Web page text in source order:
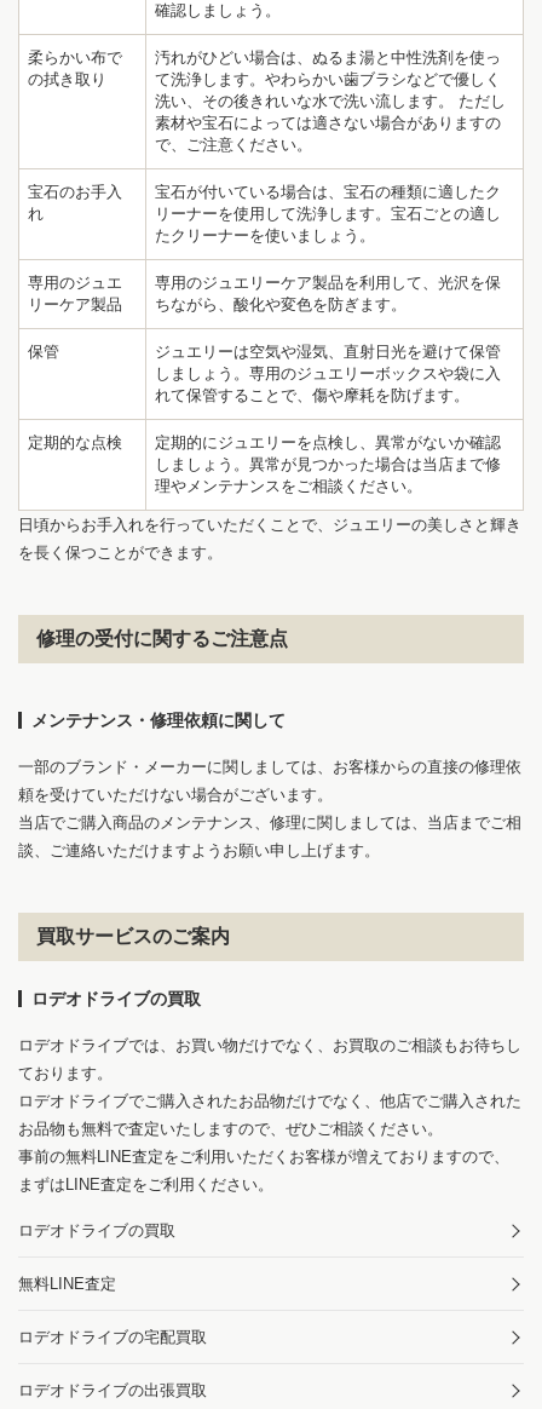
確認しましょう。
柔らかい布で
の拭き取り
汚れがひどい場合は、ぬるま湯と中性洗剤を使っ
て洗浄します。やわらかい歯ブラシなどで優しく
洗い、その後きれいな水で洗い流します。 ただし
素材や宝石によっては適さない場合がありますの
で、ご注意ください。
宝石のお手入
れ
宝石が付いている場合は、宝石の種類に適したク
リーナーを使用して洗浄します。宝石ごとの適し
たクリーナーを使いましょう。
専用のジュエ
リーケア製品
専用のジュエリーケア製品を利用して、光沢を保
ちながら、酸化や変色を防ぎます。
保管
ジュエリーは空気や湿気、直射日光を避けて保管
しましょう。専用のジュエリーボックスや袋に入
れて保管することで、傷や摩耗を防げます。
定期的な点検
定期的にジュエリーを点検し、異常がないか確認
しましょう。異常が見つかった場合は当店まで修
理やメンテナンスをご相談ください。
日頃からお手入れを行っていただくことで、ジュエリーの美しさと輝き
を長く保つことができます。
修理の受付に関するご注意点
メンテナンス・修理依頼に関して
一部のブランド・メーカーに関しましては、お客様からの直接の修理依
頼を受けていただけない場合がございます。
当店でご購入商品のメンテナンス、修理に関しましては、当店までご相
談、ご連絡いただけますようお願い申し上げます。
買取サービスのご案内
ロデオドライブの買取
ロデオドライブでは、お買い物だけでなく、お買取のご相談もお待ちし
ております。
ロデオドライブでご購入されたお品物だけでなく、他店でご購入された
お品物も無料で査定いたしますので、ぜひご相談ください。
事前の無料LINE査定をご利用いただくお客様が増えておりますので、
まずはLINE査定をご利用ください。
ロデオドライブの買取
無料LINE査定
ロデオドライブの宅配買取
ロデオドライブの出張買取
1 5